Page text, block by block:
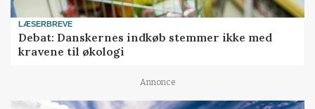
LÆSERBREVE
Debat: Danskernes indkøb stemmer ikke med
kravene til økologi
Annonce